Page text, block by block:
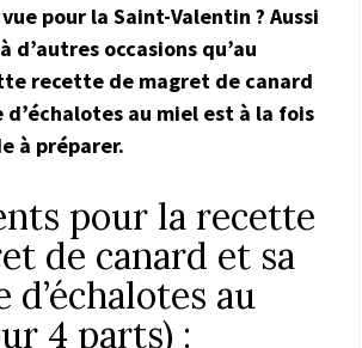
pour la Saint-Valentin ? Aussi
d’autres occasions qu’au
recette de magret de canard
d’échalotes au miel est à la fois
à préparer.
pour la recette
de canard et sa
d’échalotes au
4 parts) :